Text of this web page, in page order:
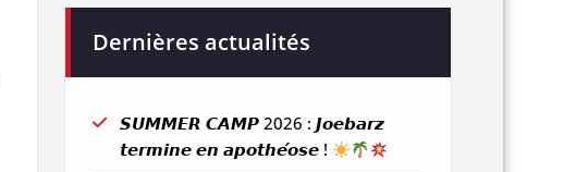
Dernières actualités
𝙎𝙐𝙈𝙈𝙀𝙍 𝘾𝘼𝙈𝙋 2026 : 𝙅𝙤𝙚𝙗𝙖𝙧𝙯
𝙩𝙚𝙧𝙢𝙞𝙣𝙚 𝙚𝙣 𝙖𝙥𝙤𝙩𝙝𝙚́𝙤𝙨𝙚 !